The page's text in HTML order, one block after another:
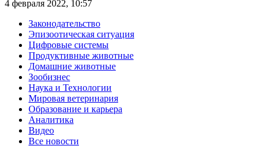
4 февраля 2022, 10:57
Законодательство
Эпизоотическая ситуация
Цифровые системы
Продуктивные животные
Домашние животные
Зообизнес
Наука и Технологии
Мировая ветеринария
Образование и карьера
Аналитика
Видео
Все новости